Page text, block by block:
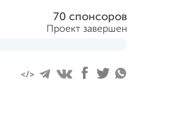
70 спонсоров
Проект завершен